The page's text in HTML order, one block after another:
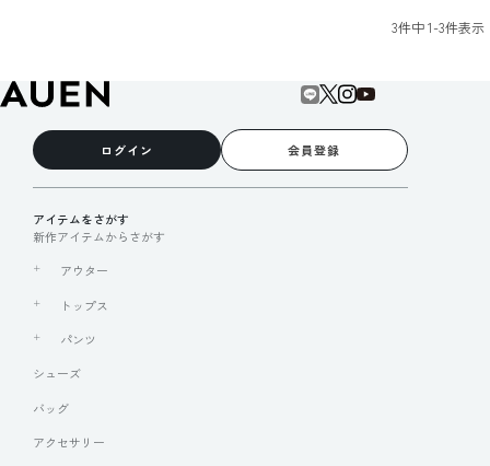
3件中1-3件表示
ログイン 会員登録
アイテムをさがす
新作アイテムからさがす
アウター
トップス
パンツ
シューズ
バッグ
アクセサリー